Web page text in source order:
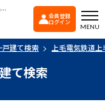
丸山下駅の中古一戸建て検索｜高崎・前橋エリアを中心に群馬県の戸建て・マンションを探すなら「ぐんま不動産探し.com」
ぐんま不動産探し
会員登録
ログイン
MENU
戸建て検索 上毛電気鉄道
て検索